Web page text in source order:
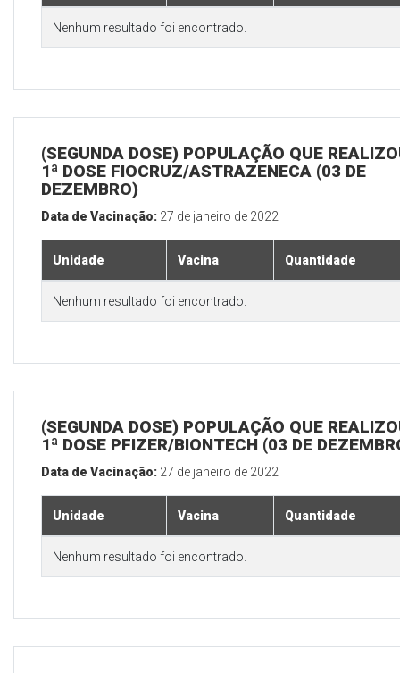
Nenhum resultado foi encontrado.
(SEGUNDA DOSE) POPULAÇÃO QUE
1ª DOSE FIOCRUZ/ASTRAZENECA (03 DE
DEZEMBRO)
Data de Vacinação: 27 de janeiro de 2022
Unidade Vacina Quantidade
Nenhum resultado foi encontrado.
(SEGUNDA DOSE) POPULAÇÃO QUE
1ª DOSE PFIZER/BIONTECH (03 DE
Data de Vacinação: 27 de janeiro de 2022
Unidade Vacina Quantidade
Nenhum resultado foi encontrado.